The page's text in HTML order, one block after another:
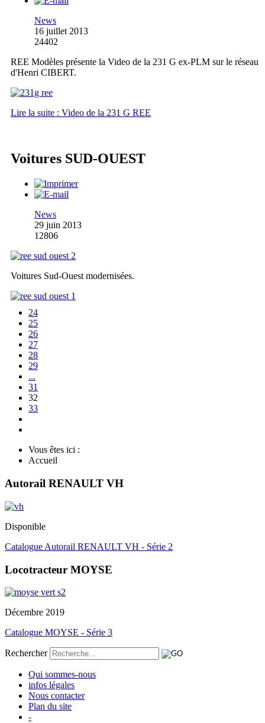
News
16 juillet 2013
24402
REE Modèles présente la Video de la 231 G ex-PLM sur le réseau
d'Henri CIBERT.
Lire la suite : Video de la 231 G REE
Voitures SUD-OUEST
News
29 juin 2013
12806
Voitures Sud-Ouest modernisées.
24
25
26
27
28
29
...
31
32
33
Vous êtes ici :
Accueil
Autorail RENAULT VH
Disponible
Catalogue Autorail RENAULT VH - Série 2
Locotracteur MOYSE
Décembre 2019
Catalogue MOYSE - Série 3
Rechercher
Qui sommes-nous
infos légales
Nous contacter
Plan du site
-